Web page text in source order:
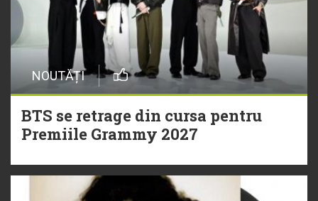
NOUTĂȚI
BTS se retrage din cursa pentru
Premiile Grammy 2027